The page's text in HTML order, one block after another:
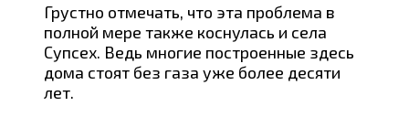
Грустно отмечать, что эта проблема в
полной мере также коснулась и села
Супсех. Ведь многие построенные здесь
дома стоят без газа уже более десяти
лет.